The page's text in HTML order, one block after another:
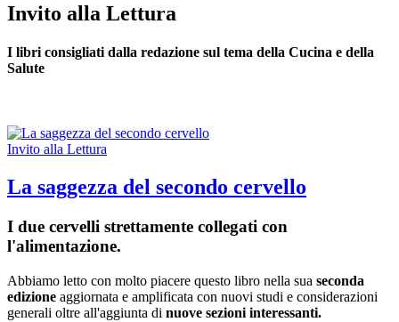
Invito alla Lettura
I libri consigliati dalla redazione sul tema della Cucina e della
Salute
Invito alla Lettura
La saggezza del secondo cervello
I due cervelli strettamente collegati con
l'alimentazione.
Abbiamo letto con molto piacere questo libro nella sua seconda
edizione aggiornata e amplificata con nuovi studi e considerazioni
generali oltre all'aggiunta di nuove sezioni interessanti.